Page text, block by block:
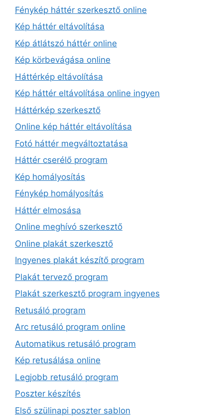
Fénykép háttér szerkesztő online
Kép háttér eltávolítása
Kép átlátszó háttér online
Kép körbevágása online
Háttérkép eltávolítása
Kép háttér eltávolítása online ingyen
Háttérkép szerkesztő
Online kép háttér eltávolítása
Fotó háttér megváltoztatása
Háttér cserélő program
Kép homályosítás
Fénykép homályosítás
Háttér elmosása
Online meghívó szerkesztő
Online plakát szerkesztő
Ingyenes plakát készítő program
Plakát tervező program
Plakát szerkesztő program ingyenes
Retusáló program
Arc retusáló program online
Automatikus retusáló program
Kép retusálása online
Legjobb retusáló program
Poszter készítés
Első szülinapi poszter sablon